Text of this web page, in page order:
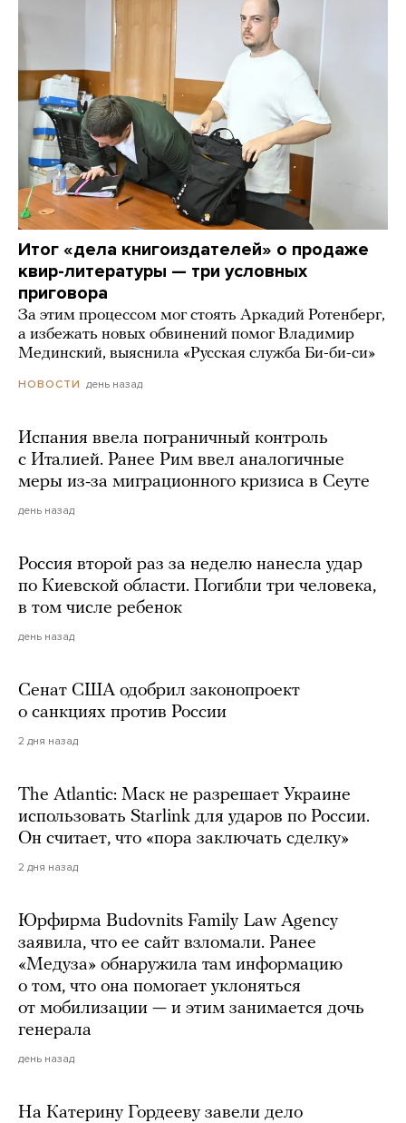
Итог «дела книгоиздателей» о продаже
квир-литературы — три условных
приговора
За этим процессом мог стоять Аркадий Ротенберг,
а избежать новых обвинений помог Владимир
Мединский, выяснила «Русская служба Би-би-си»
НОВОСТИ день назад
Испания ввела пограничный контроль
с Италией. Ранее Рим ввел аналогичные
меры из-за миграционного кризиса в Сеуте
день назад
Россия второй раз за неделю нанесла удар
по Киевской области. Погибли три человека,
в том числе ребенок
день назад
Сенат США одобрил законопроект
о санкциях против России
2 дня назад
The Atlantic: Маск не разрешает Украине
использовать Starlink для ударов по России.
Он считает, что «пора заключать сделку»
2 дня назад
Юрфирма Budovnits Family Law Agency
заявила, что ее сайт взломали. Ранее
«Медуза» обнаружила там информацию
о том, что она помогает уклоняться
от мобилизации — и этим занимается дочь
генерала
день назад
На Катерину Гордееву завели дело